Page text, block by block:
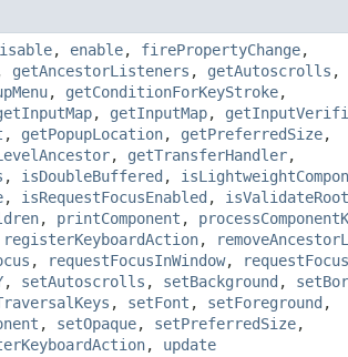
, enable, firePropertyChange,
getAncestorListeners , getAutoscrolls ,
, getConditionForKeyStroke,
, getInputMap,
, getPopupLocation, getPreferredSize,
, getTransferHandler,
, isDoubleBuffered ,
, isRequestFocusEnabled , isValidateRoot
, printComponent ,
registerKeyboardAction,
, requestFocusInWindow,
, setAutoscrolls , setBackground ,
, setFont , setForeground ,
, setOpaque, setPreferredSize,
, update